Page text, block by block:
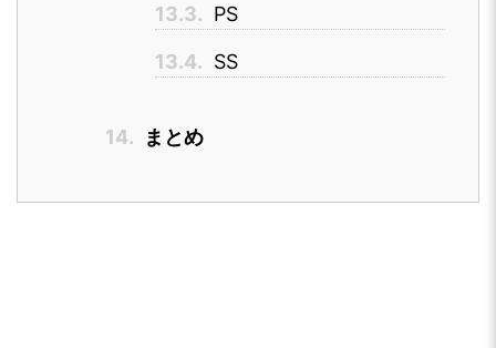
13.3. PS
13.4. SS
14. まとめ